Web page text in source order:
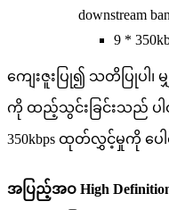
downstream
9 *
ကဇ ပ၍ သတ ပပ ၊
က ထညသင ခငသည ပ
350kbps ထတလငမက ပ
အ ပညအဝ High